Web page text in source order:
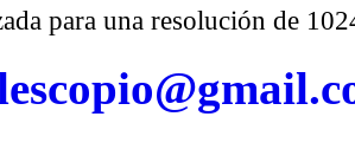
para una resolución de